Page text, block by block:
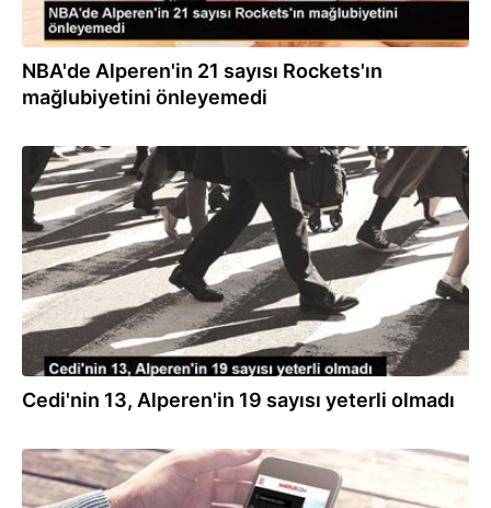
NBA'de Alperen'in 21 sayısı Rockets'ın
mağlubiyetini önleyemedi
24.12.2022
Cedi'nin 13, Alperen'in 19 sayısı yeterli olmadı
10.11.2022